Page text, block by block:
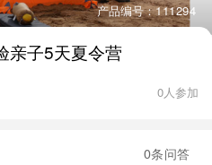
产品编号：111294
亲子5天夏令营
0人参加
0条问答